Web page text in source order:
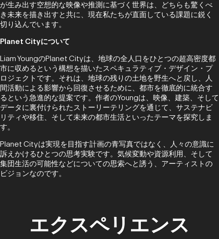
が生み出す空想的な映像や推測に基づく世界は、どちらも驚くべ
き未来を描き出すと共に、現在私たちが直面している課題に鋭く
切り込んでいます。
Planet Cityについて
Liam YoungのPlanet Cityは、地球の全人口をひとつの超高密度都
市に収めるという構想を描いたスペキュラティブ・デザイン・プ
ロジェクトです。それは、地球の残りの土地を野生へと戻し、人
間活動による影響から回復させるために、都市を徹底的に統合す
るという急進的な提案です。作者のYoungは、映像、建築、そして
データに裏付けられたストーリーテリングを通じて、サステナビ
リティや移住、そして未来の都市生活といったテーマを探究しま
す。
Planet Cityは実現を目指す計画の青写真ではなく、人々の意識に
訴えかけるひとつの思考実験です。気候変動や資源利用、そして
集団生活の可能性などについての思索へと誘う、アーティストの
ビジョンなのです。
エクスペリエンス